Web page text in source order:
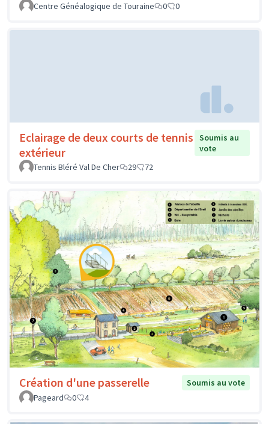
Centre Généalogique de Touraine
0 0
Eclairage de deux courts de tennis
extérieur
Soumis au
vote
Tennis Bléré Val De Cher
29 72
Création d'une passerelle
Soumis au vote
Pageard
0 4